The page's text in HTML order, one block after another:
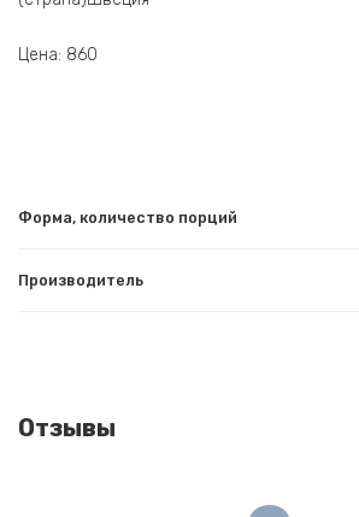
Цена: 860
Форма, количество порций
Производитель
Отзывы